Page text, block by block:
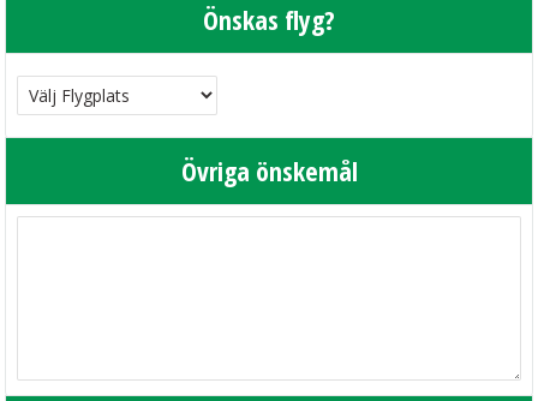
Önskas flyg?
Övriga önskemål